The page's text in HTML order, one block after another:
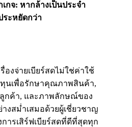
กจ: หากล้างเป็นประจำ
ระหยัดกว่า
องจ่ายเบียร์สดไม่ใช่ค่าใช้
ทุนเพื่อรักษาคุณภาพสินค้า,
กค้า, และภาพลักษณ์ของ
งสม่ำเสมอด้วยผู้เชี่ยวชาญ
ารเสิร์ฟเบียร์สดที่ดีที่สุดทุก